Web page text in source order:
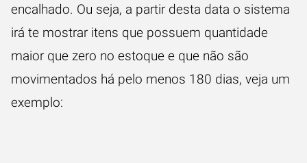
encalhado. Ou seja, a partir desta data o sistema
irá te mostrar itens que possuem quantidade
maior que zero no estoque e que não são
movimentados há pelo menos 180 dias, veja um
exemplo: